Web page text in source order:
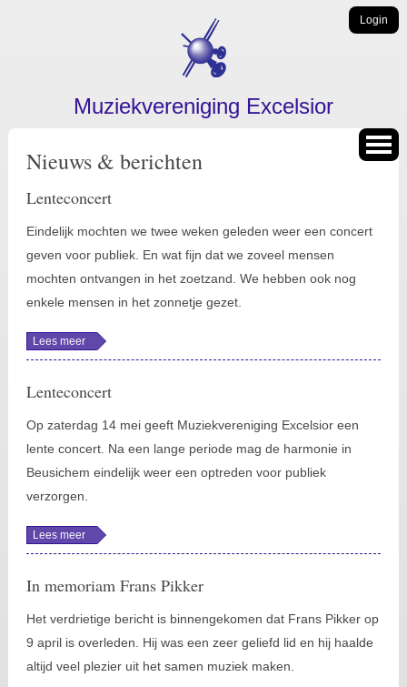
Muziekvereniging Excelsior
Login
Nieuws & berichten
Lenteconcert
Eindelijk mochten we twee weken geleden weer een concert
geven voor publiek. En wat fijn dat we zoveel mensen
mochten ontvangen in het zoetzand. We hebben ook nog
enkele mensen in het zonnetje gezet.
Lees meerover
Lenteconcert
Lenteconcert
Op zaterdag 14 mei geeft Muziekvereniging Excelsior een
lente concert. Na een lange periode mag de harmonie in
Beusichem eindelijk weer een optreden voor publiek
verzorgen.
Lees meerover
Lenteconcert
In memoriam Frans Pikker
Het verdrietige bericht is binnengekomen dat Frans Pikker op
9 april is overleden. Hij was een zeer geliefd lid en hij haalde
altijd veel plezier uit het samen muziek maken.